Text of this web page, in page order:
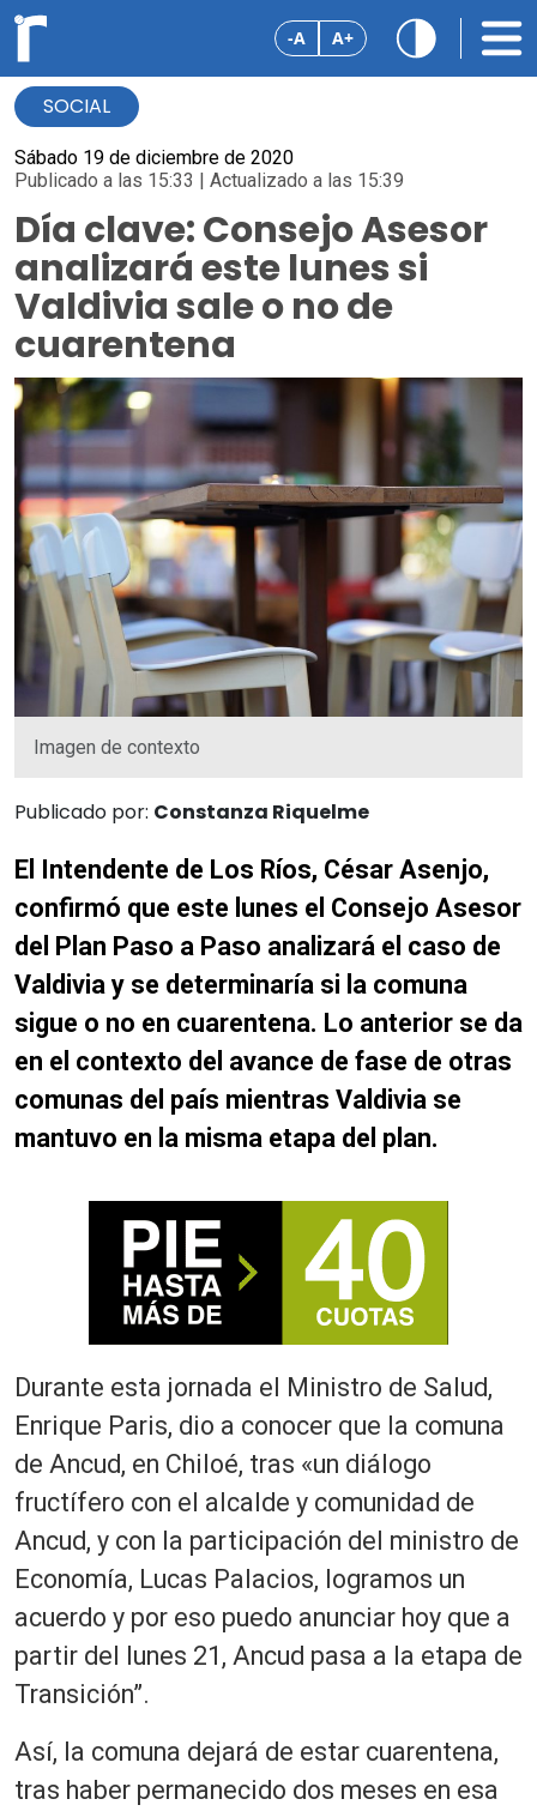
-A A+
SOCIAL
Sábado 19 de diciembre de 2020
Publicado a las 15:33 | Actualizado a las 15:39
Día clave: Consejo Asesor
analizará este lunes si
Valdivia sale o no de
cuarentena
Imagen de contexto
Publicado por: Constanza Riquelme
El Intendente de Los Ríos, César Asenjo,
confirmó que este lunes el Consejo Asesor
del Plan Paso a Paso analizará el caso de
Valdivia y se determinaría si la comuna
sigue o no en cuarentena. Lo anterior se da
en el contexto del avance de fase de otras
comunas del país mientras Valdivia se
mantuvo en la misma etapa del plan.
Durante esta jornada el Ministro de Salud,
Enrique Paris, dio a conocer que la comuna
de Ancud, en Chiloé, tras «un diálogo
fructífero con el alcalde y comunidad de
Ancud, y con la participación del ministro de
Economía, Lucas Palacios, logramos un
acuerdo y por eso puedo anunciar hoy que a
partir del lunes 21, Ancud pasa a la etapa de
Transición”.
Así, la comuna dejará de estar cuarentena,
tras haber permanecido dos meses en esa